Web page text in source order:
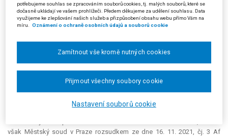
92e zákona o DPH. Stěžovatelka poté k daňovým dokladům vystavila
opravné daňové doklady s připočítanou DPH.
15. 8. 2017 vydal rozhodnutí, jímž byla stěžovatelce vyměřena DPH za
zdaňovací období říjen 2016 ve výši 134 492 Kč. Proti tomuto rozhodnutí
podala žalobkyně odvolání, které žalovaný zamítl rozhodnutím ze dne
spočívající v přenechání technického zhodnocení žalobkyní jako
nájemce za náhradu pronajímateli při ukončení nájmu se neuplatní režim
přenesení daňové povinnosti dle § 92e zákona o DPH.
však Městský soud v Praze rozsudkem ze dne 16. 11. 2021, čj. 3 Af
potřebujeme souhlas se zpracováním souborů cookies, tj. malých souborů, které se
dočasně ukládají ve vašem prohlížeči. Předem děkujeme za udělení souhlasu. Data
využijeme ke zlepšování našich služeb a přizpůsobení obsahu webu přímo Vám na
míru.
Oznámení o ochraně osobních údajů a souborů cookie
Nastavení souborů cookie
Zamítnout vše kromě nutných cookies
Přijmout všechny soubory cookie